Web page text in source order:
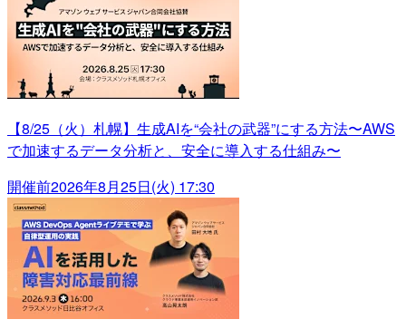
【8/25（火）札幌】生成AIを“会社の武器”にする方法〜AWS
で加速するデータ分析と、安全に導入する仕組み〜
開催前2026年8月25日(火) 17:30